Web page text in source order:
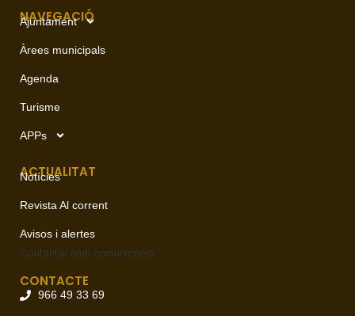
NAVEGACIÓ
Ajuntament
Àrees municipals
Agenda
Turisme
APPs
ACTUALITAT
Notícies
Revista Al corrent
Avisos i alertes
Contactar amb comunicació
CONTACTE
966 49 33 69